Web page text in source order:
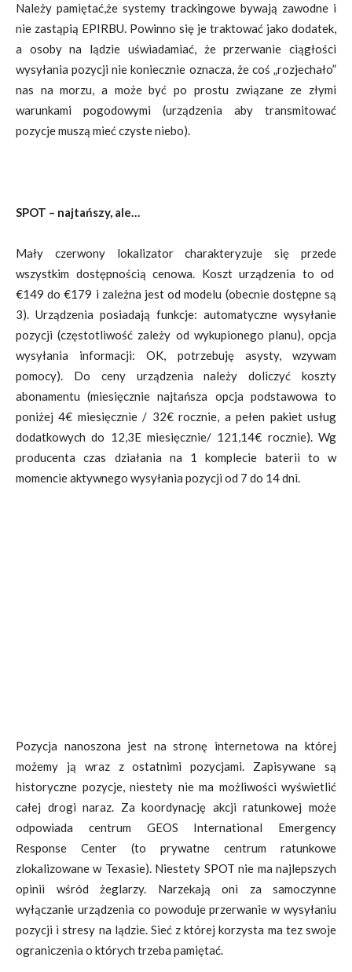
Należy pamiętać,że systemy trackingowe bywają zawodne i
nie zastąpią EPIRBU. Powinno się je traktować jako dodatek,
a osoby na lądzie uświadamiać, że przerwanie ciągłości
wysyłania pozycji nie koniecznie oznacza, że coś „rozjechało”
nas na morzu, a może być po prostu związane ze złymi
warunkami pogodowymi (urządzenia aby transmitować
pozycje muszą mieć czyste niebo).
SPOT – najtańszy, ale…
Mały czerwony lokalizator charakteryzuje się przede
wszystkim dostępnością cenowa. Koszt urządzenia to od
€149 do €179 i zależna jest od modelu (obecnie dostępne są
3). Urządzenia posiadają funkcje: automatyczne wysyłanie
pozycji (częstotliwość zależy od wykupionego planu), opcja
wysyłania informacji: OK, potrzebuję asysty, wzywam
pomocy). Do ceny urządzenia należy doliczyć koszty
abonamentu (miesięcznie najtańsza opcja podstawowa to
poniżej 4€ miesięcznie / 32€ rocznie, a pełen pakiet usług
dodatkowych do 12,3E miesięcznie/ 121,14€ rocznie). Wg
producenta czas działania na 1 komplecie baterii to w
momencie aktywnego wysyłania pozycji od 7 do 14 dni.
Pozycja nanoszona jest na stronę internetowa na której
możemy ją wraz z ostatnimi pozycjami. Zapisywane są
historyczne pozycje, niestety nie ma możliwości wyświetlić
całej drogi naraz. Za koordynację akcji ratunkowej może
odpowiada centrum GEOS International Emergency
Response Center (to prywatne centrum ratunkowe
zlokalizowane w Texasie). Niestety SPOT nie ma najlepszych
opinii wśród żeglarzy. Narzekają oni za samoczynne
wyłączanie urządzenia co powoduje przerwanie w wysyłaniu
pozycji i stresy na lądzie. Sieć z której korzysta ma tez swoje
ograniczenia o których trzeba pamiętać.